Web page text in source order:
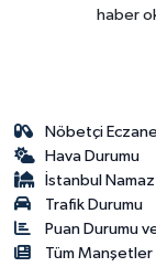
haber
Nöbetçi
Hava Durumu
İstanbul
Trafik Durumu
Puan Durumu
Tüm Manşetler